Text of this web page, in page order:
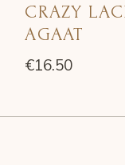
CRAZY
AGAAT
€16.50